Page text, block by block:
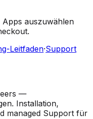
auszuwählen
Leitfaden·Support
—
Installation,
managed Support für